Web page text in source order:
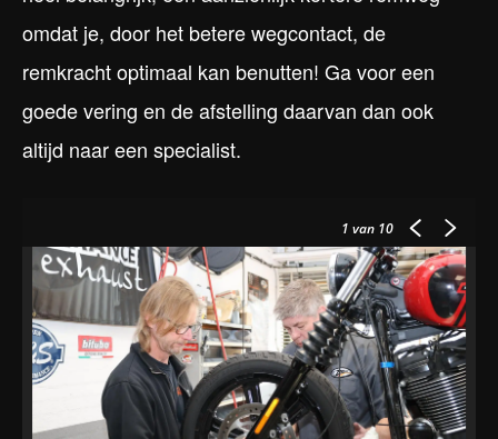
omdat je, door het betere wegcontact, de
remkracht optimaal kan benutten! Ga voor een
goede vering en de afstelling daarvan dan ook
altijd naar een specialist.
1 van 10